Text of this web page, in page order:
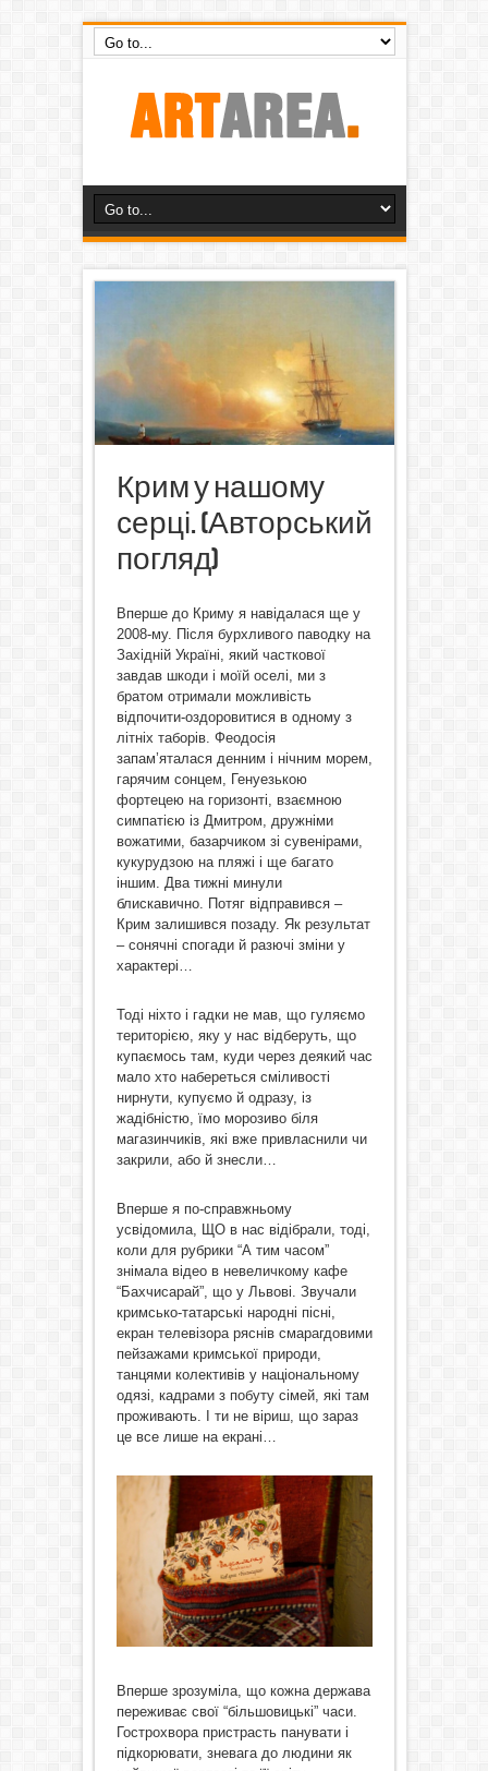
Крим у нашому
серці. (Авторський
погляд)
Вперше до Криму я навідалася ще у
2008-му. Після бурхливого паводку на
Західній Україні, який часткової
завдав шкоди і моїй оселі, ми з
братом отримали можливість
відпочити-оздоровитися в одному з
літніх таборів. Феодосія
запам’яталася денним і нічним морем,
гарячим сонцем, Генуезькою
фортецею на горизонті, взаємною
симпатією із Дмитром, дружніми
вожатими, базарчиком зі сувенірами,
кукурудзою на пляжі і ще багато
іншим. Два тижні минули
блискавично. Потяг відправився –
Крим залишився позаду. Як результат
– сонячні спогади й разючі зміни у
характері…
Тоді ніхто і гадки не мав, що гуляємо
територією, яку у нас відберуть, що
купаємось там, куди через деякий час
мало хто набереться сміливості
нирнути, купуємо й одразу, із
жадібністю, їмо морозиво біля
магазинчиків, які вже привласнили чи
закрили, або й знесли…
Вперше я по-справжньому
усвідомила, ЩО в нас відібрали, тоді,
коли для рубрики “А тим часом”
знімала відео в невеличкому кафе
“Бахчисарай”, що у Львові. Звучали
кримсько-татарські народні пісні,
екран телевізора ряснів смарагдовими
пейзажами кримської природи,
танцями колективів у національному
одязі, кадрами з побуту сімей, які там
проживають. І ти не віриш, що зараз
це все лише на екрані…
Вперше зрозуміла, що кожна держава
переживає свої “більшовицькі” часи.
Гострохвора пристрасть панувати і
підкорювати, зневага до людини як